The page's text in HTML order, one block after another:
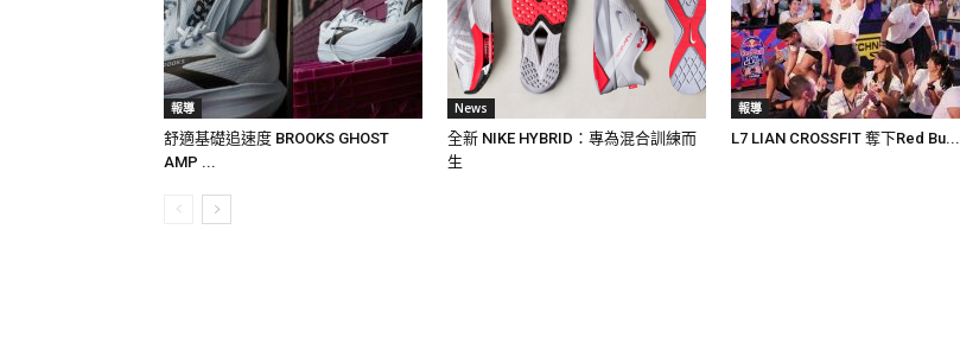
報導
舒適基礎追速度 BROOKS GHOST
AMP ...
News
全新 NIKE HYBRID：專為混合訓練而
生
報導
L7 LIAN CROSSFIT 奪下Red Bu...